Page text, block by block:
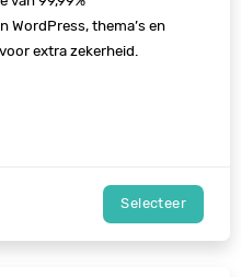
WordPress, thema’s en
extra zekerheid.
Selecteer